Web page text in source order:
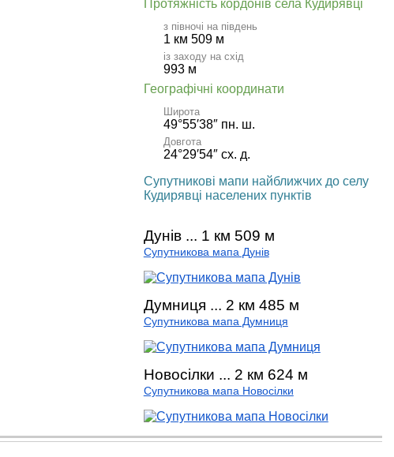
Протяжність кордонів села Кудирявці
з півночі на південь
1 км 509 м
із заходу на схід
993 м
Географічні координати
Широта
49°55′38″ пн. ш.
Довгота
24°29′54″ сх. д.
Супутникові мапи найближчих до селу
Кудирявці населених пунктів
Дунів ... 1 км 509 м
Супутникова мапа Дунів
Думниця ... 2 км 485 м
Супутникова мапа Думниця
Новосілки ... 2 км 624 м
Супутникова мапа Новосілки